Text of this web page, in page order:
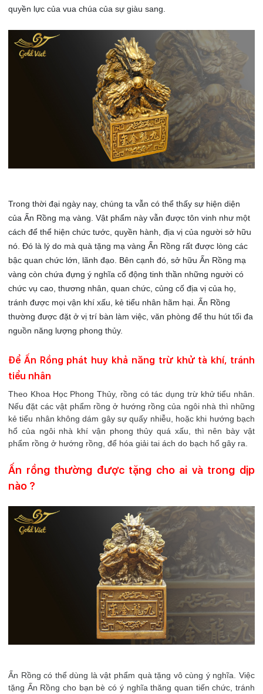
quyền lực của vua chúa của sự giàu sang.
Trong thời đại ngày nay, chúng ta vẫn có thể thấy sự hiện diện
của Ấn Rồng mạ vàng. Vật phẩm này vẫn được tôn vinh như một
cách để thể hiện chức tước, quyền hành, địa vị của người sở hữu
nó. Đó là lý do mà quà tặng mạ vàng Ấn Rồng rất được lòng các
bậc quan chức lớn, lãnh đạo. Bên cạnh đó, sở hữu Ấn Rồng mạ
vàng còn chứa đựng ý nghĩa cổ động tinh thần những người có
chức vụ cao, thương nhân, quan chức, củng cố địa vị của họ,
tránh được mọi vận khí xấu, kẻ tiểu nhân hãm hại. Ấn Rồng
thường được đặt ở vị trí bàn làm việc, văn phòng để thu hút tối đa
nguồn năng lượng phong thủy.
Để Ấn Rồng phát huy khả năng trừ khử tà khí, tránh
tiểu nhân
Theo Khoa Học Phong Thủy, rồng có tác dụng trừ khử tiểu nhân.
Nếu đặt các vật phẩm rồng ở hướng rồng của ngôi nhà thì những
kẻ tiểu nhân không dám gây sự quấy nhiễu, hoặc khi hướng bạch
hổ của ngôi nhà khí vận phong thủy quá xấu, thì nên bày vật
phẩm rồng ở hướng rồng, để hóa giải tai ách do bạch hổ gây ra.
Ấn rồng thường được tặng cho ai và trong dịp
nào ?
Ấn Rồng có thể dùng là vật phẩm quà tặng vô cùng ý nghĩa. Việc
tặng Ấn Rồng cho bạn bè có ý nghĩa thăng quan tiến chức, tránh